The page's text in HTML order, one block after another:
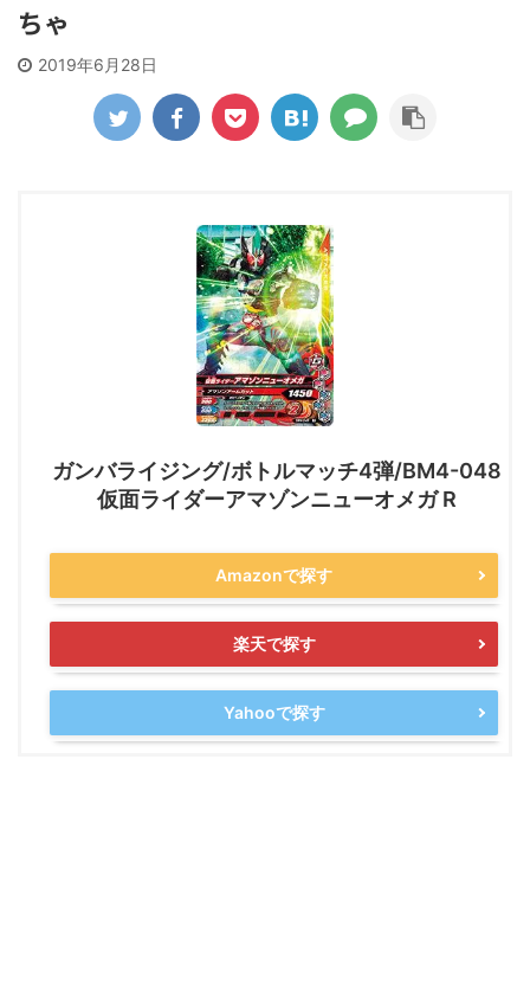
ちゃ
2019年6月28日
ガンバライジング/ボトルマッチ4弾/BM4-048
仮面ライダーアマゾンニューオメガ R
Amazonで探す
楽天で探す
Yahooで探す